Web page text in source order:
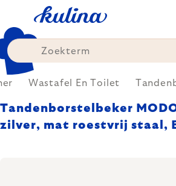
content
Wastafel En Toilet
Tandenborstelbeker
zilver, mat roestvrij staal,